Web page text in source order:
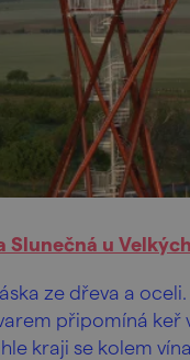
Slunečná u
ze dřeva a oceli.
připomíná keř
kraji se kolem